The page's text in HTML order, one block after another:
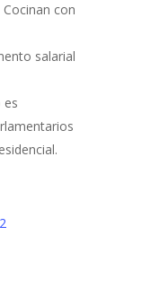
con
salarial
es